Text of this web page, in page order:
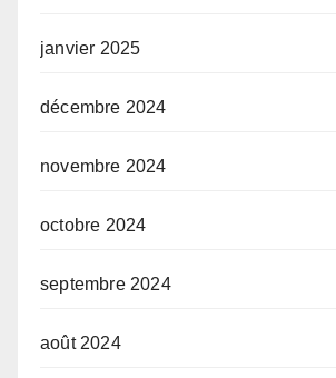
janvier 2025
décembre 2024
novembre 2024
octobre 2024
septembre 2024
août 2024